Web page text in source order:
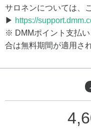
サロネンについては、
▶ https://
※ DMMポイント支払
合は無料期間が適用さ